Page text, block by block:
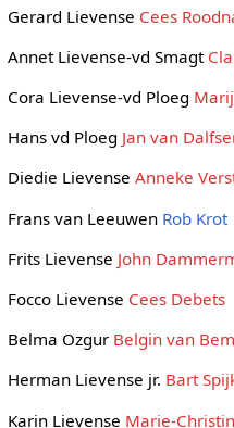
Gerard Lievense Cees
Annet Lievense-vd Smagt
Cora Lievense-vd Ploeg
Hans vd Ploeg Jan van
Diedie Lievense Anneke
Frans van Leeuwen Rob Krot
Frits Lievense John
Focco Lievense Cees Debets
Belma Ozgur Belgin van
Herman Lievense jr. Bart
Karin Lievense Marie-